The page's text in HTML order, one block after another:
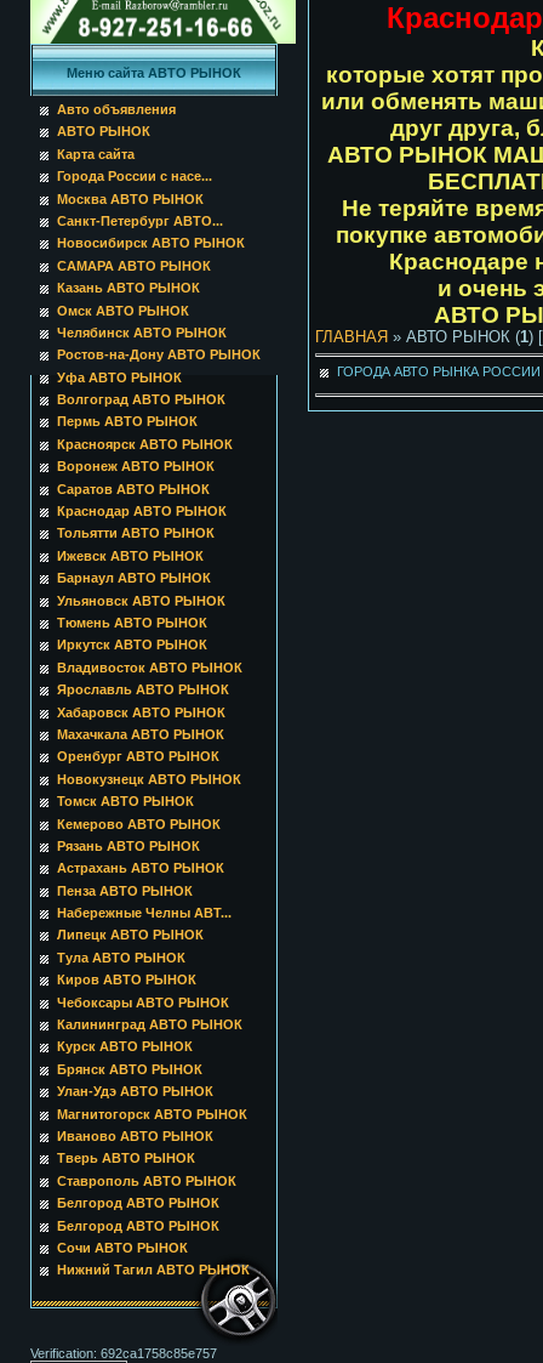
Меню сайта АВТО РЫНОК
Авто объявления
АВТО РЫНОК
Карта сайта
Города России с насе...
Москва АВТО РЫНОК
Санкт-Петербург АВТО...
Новосибирск АВТО РЫНОК
САМАРА АВТО РЫНОК
Казань АВТО РЫНОК
Омск АВТО РЫНОК
Челябинск АВТО РЫНОК
Ростов-на-Дону АВТО РЫНОК
Уфа АВТО РЫНОК
Волгоград АВТО РЫНОК
Пермь АВТО РЫНОК
Красноярск АВТО РЫНОК
Воронеж АВТО РЫНОК
Саратов АВТО РЫНОК
Краснодар АВТО РЫНОК
Тольятти АВТО РЫНОК
Ижевск АВТО РЫНОК
Барнаул АВТО РЫНОК
Ульяновск АВТО РЫНОК
Тюмень АВТО РЫНОК
Иркутск АВТО РЫНОК
Владивосток АВТО РЫНОК
Ярославль АВТО РЫНОК
Хабаровск АВТО РЫНОК
Махачкала АВТО РЫНОК
Оренбург АВТО РЫНОК
Новокузнецк АВТО РЫНОК
Томск АВТО РЫНОК
Кемерово АВТО РЫНОК
Рязань АВТО РЫНОК
Астрахань АВТО РЫНОК
Пенза АВТО РЫНОК
Набережные Челны АВТ...
Липецк АВТО РЫНОК
Тула АВТО РЫНОК
Киров АВТО РЫНОК
Чебоксары АВТО РЫНОК
Калининград АВТО РЫНОК
Курск АВТО РЫНОК
Брянск АВТО РЫНОК
Улан-Удэ АВТО РЫНОК
Магнитогорск АВТО РЫНОК
Иваново АВТО РЫНОК
Тверь АВТО РЫНОК
Ставрополь АВТО РЫНОК
Белгород АВТО РЫНОК
Белгород АВТО РЫНОК
Сочи АВТО РЫНОК
Нижний Тагил АВТО РЫНОК
Verification: 692ca1758c85e757
Краснодар
которые хотят
или обменять
друг друга,
АВТО РЫНОК
Не теряйте
покупке
и очень
АВТО
ГЛАВНАЯ » АВТО РЫНОК (1)
ГОРОДА АВТО РЫНКА РОССИИ